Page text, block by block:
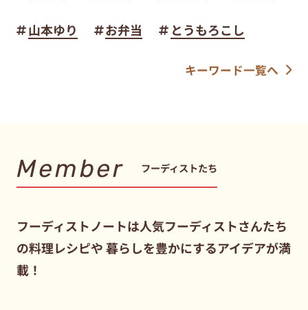
山本ゆり お弁当 とうもろこし
キーワード一覧へ
Member フーディストたち
フーディストノートは人気フーディストさんたち
の料理レシピや暮らしを豊かにするアイデアが満
載！